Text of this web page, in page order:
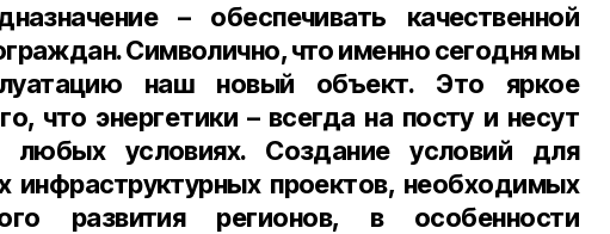
– обеспечивать качественной
Символично, что именно сегодня мы
наш новый объект. Это яркое
что энергетики – всегда на посту и несут
условиях. Создание условий для
инфраструктурных проектов, необходимых
развития регионов, в особенности